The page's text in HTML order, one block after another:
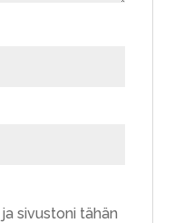
sivustoni tähän